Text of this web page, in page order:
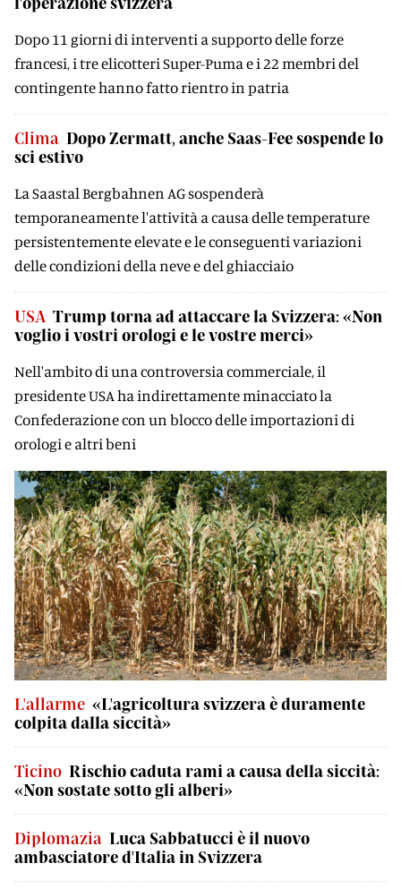
Dopo 11 giorni di interventi a supporto delle forze
francesi, i tre elicotteri Super-Puma e i 22 membri del
contingente hanno fatto rientro in patria
Clima Dopo Zermatt, anche Saas-Fee sospende lo
sci estivo
La Saastal Bergbahnen AG sospenderà
temporaneamente l'attività a causa delle temperature
persistentemente elevate e le conseguenti variazioni
delle condizioni della neve e del ghiacciaio
USA Trump torna ad attaccare la Svizzera: «Non
voglio i vostri orologi e le vostre merci»
Nell'ambito di una controversia commerciale, il
presidente USA ha indirettamente minacciato la
Confederazione con un blocco delle importazioni di
orologi e altri beni
L'allarme «L'agricoltura svizzera è duramente
colpita dalla siccità»
Ticino Rischio caduta rami a causa della siccità:
«Non sostate sotto gli alberi»
Diplomazia Luca Sabbatucci è il nuovo
ambasciatore d'Italia in Svizzera